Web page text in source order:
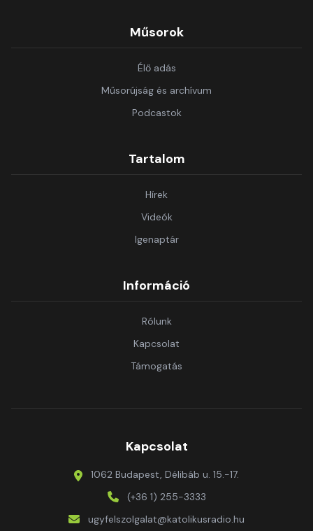
Műsorok
Élő adás
Műsorújság és archívum
Podcastok
Tartalom
Hírek
Videók
Igenaptár
Információ
Rólunk
Kapcsolat
Támogatás
Kapcsolat
1062 Budapest, Délibáb u. 15.-17.
(+36 1) 255-3333
ugyfelszolgalat@katolikusradio.hu